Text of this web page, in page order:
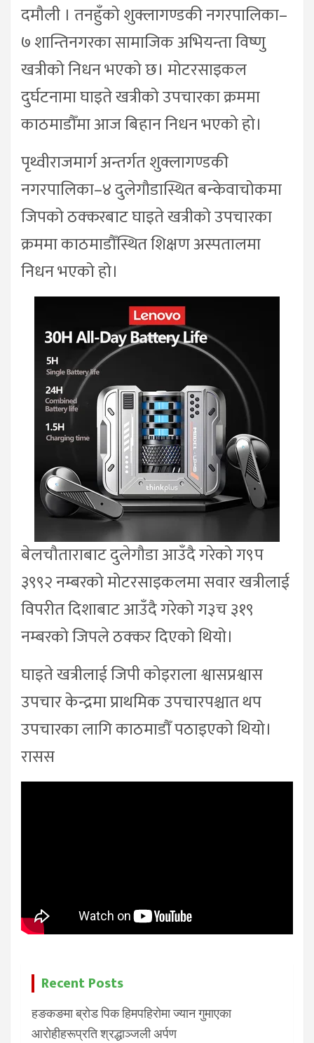
दमौली । तनहुँको शुक्लागण्डकी नगरपालिका–
७ शान्तिनगरका सामाजिक अभियन्ता विष्णु
खत्रीको निधन भएको छ। मोटरसाइकल
दुर्घटनामा घाइते खत्रीको उपचारका क्रममा
काठमाडौँमा आज बिहान निधन भएको हो।
पृथ्वीराजमार्ग अन्तर्गत शुक्लागण्डकी
नगरपालिका–४ दुलेगौडास्थित बन्केवाचोकमा
जिपको ठक्करबाट घाइते खत्रीको उपचारका
क्रममा काठमाडौँस्थित शिक्षण अस्पतालमा
निधन भएको हो।
बेलचौताराबाट दुलेगौडा आउँदै गरेको ग९प
३९९२ नम्बरको मोटरसाइकलमा सवार खत्रीलाई
विपरीत दिशाबाट आउँदै गरेको ग३च ३१९
नम्बरको जिपले ठक्कर दिएको थियो।
घाइते खत्रीलाई जिपी कोइराला श्वासप्रश्वास
उपचार केन्द्रमा प्राथमिक उपचारपश्चात थप
उपचारका लागि काठमाडौँ पठाइएको थियो।
रासस
Recent Posts
हङकङमा ब्रोड पिक हिमपहिरोमा ज्यान गुमाएका
आरोहीहरूप्रति श्रद्धाञ्जली अर्पण